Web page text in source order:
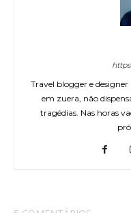
Travel blogger e
em zuera, não
tragédias. Nas horas